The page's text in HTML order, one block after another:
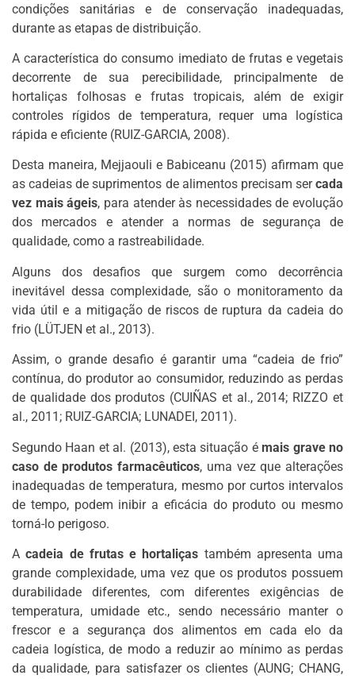
condições sanitárias e de conservação inadequadas,
durante as etapas de distribuição.
A característica do consumo imediato de frutas e vegetais
decorrente de sua perecibilidade, principalmente de
hortaliças folhosas e frutas tropicais, além de exigir
controles rígidos de temperatura, requer uma logística
rápida e eficiente (RUIZ-GARCIA, 2008).
Desta maneira, Mejjaouli e Babiceanu (2015) afirmam que
as cadeias de suprimentos de alimentos precisam sercada
vez mais ágeis, para atender às necessidades de evolução
dos mercados e atender a normas de segurança de
qualidade, como a rastreabilidade.
Alguns dos desafios que surgem como decorrência
inevitável dessa complexidade, são o monitoramento da
vida útil e a mitigação de riscos de ruptura da cadeia do
frio (LÜTJEN et al., 2013).
Assim, o grande desafio é garantir uma “cadeia de frio”
contínua, do produtor ao consumidor, reduzindo as perdas
de qualidade dos produtos (CUIÑAS et al., 2014; RIZZO et
al., 2011; RUIZ-GARCIA; LUNADEI, 2011).
Segundo Haan et al. (2013), esta situação émais grave no
caso de produtos farmacêuticos, uma vez que alterações
inadequadas de temperatura, mesmo por curtos intervalos
de tempo, podem inibir a eficácia do produto ou mesmo
torná-lo perigoso.
Acadeia de frutas e hortaliças também apresenta uma
grande complexidade, uma vez que os produtos possuem
durabilidade diferentes, com diferentes exigências de
temperatura, umidade etc., sendo necessário manter o
frescor e a segurança dos alimentos em cada elo da
cadeia logística, de modo a reduzir ao mínimo as perdas
da qualidade, para satisfazer os clientes (AUNG; CHANG,